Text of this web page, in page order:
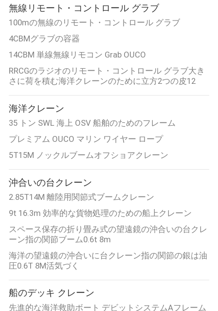
ア
ー
品
質
管
理
ニ
ュ
ー
ス
事
件
CONTACT
無線リモート・コントロール グラブ
100mの無線のリモート・コントロール グラブ
4CBMグラブの容器
14CBM 単線無線リモコン Grab OUCO
RRCGのラジオのリモート・コントロール グラブ大き
さに荷を積む海洋クレーンのために立方2つの皮12
海洋クレーン
35 トン SWL 海上 OSV 船舶のためのフレーム
プレミアム OUCO マリン ワイヤー ロープ
5T15M ノックルブームオフショアクレーン
沖合いの台クレーン
2.85T14M 離陸用関節式ブームクレーン
9t 16.3m 効率的な貨物処理のための船上クレーン
スペース保存の折り畳み式の望遠鏡の沖合いの台クレ
ーン指の関節ブーム0.6t 8m
海洋の望遠鏡の沖合いに台クレーン指の関節の銀は油
圧0.6T 8M活気づく
船のデッキ クレーン
先進的な海洋救助ボート デビットシステムAフレーム